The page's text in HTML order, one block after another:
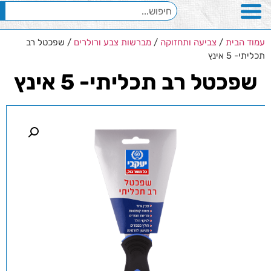
עמוד הבית / צביעה ותחזוקה / מברשות צבע ורולרים / שפכטל רב
תכליתי- 5 אינץ
שפכטל רב תכליתי- 5 אינץ